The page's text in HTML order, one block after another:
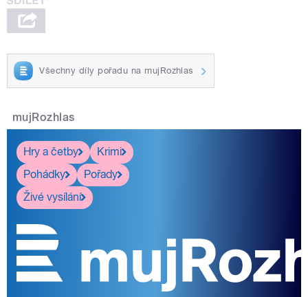
Všechny díly pořadu na mujRozhlas
mujRozhlas
Hry a četby
Krimi
Pohádky
Pořady
Živé vysílání